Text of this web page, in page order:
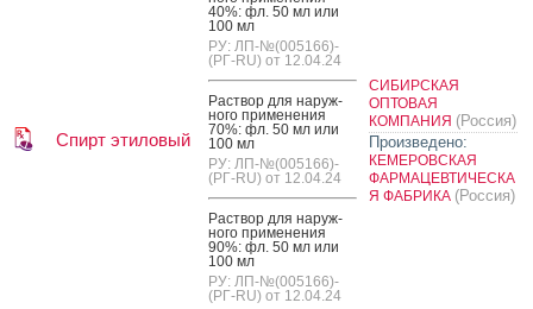
Спирт этиловый
40%: фл. 50 мл или
100 мл
РУ: ЛП-№(005166)-
(РГ-RU) от 12.04.24
Рас­твор для на­руж­
но­го при­мене­ния
70%: фл. 50 мл или
100 мл
РУ: ЛП-№(005166)-
(РГ-RU) от 12.04.24
Рас­твор для на­руж­
но­го при­мене­ния
90%: фл. 50 мл или
100 мл
РУ: ЛП-№(005166)-
(РГ-RU) от 12.04.24
СИБИРСКАЯ
ОПТОВАЯ
КОМПАНИЯ (Россия)
Произведено:
КЕМЕРОВСКАЯ
ФАРМАЦЕВТИЧЕСКА
Я ФАБРИКА (Россия)